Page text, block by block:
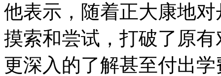
他表示，随着正大康地
摸索和尝试，打破了原
更深入的了解甚至付出